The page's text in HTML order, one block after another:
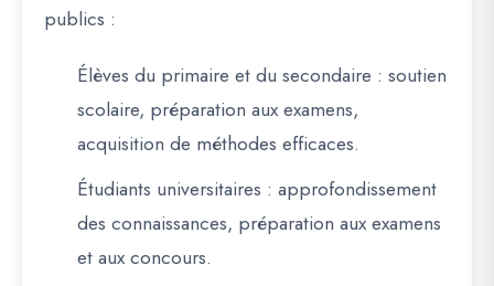
publics :
Élèves du primaire et du secondaire : soutien
scolaire, préparation aux examens,
acquisition de méthodes efficaces.
Étudiants universitaires : approfondissement
des connaissances, préparation aux examens
et aux concours.